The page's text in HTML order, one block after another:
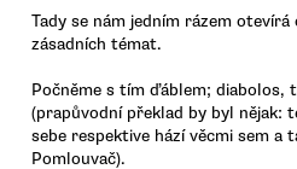
Tady se nám jedním rázem
zásadních témat.
Počněme s tím ďáblem; diabolos,
(prapůvodní překlad by byl nějak:
sebe respektive hází věcmi sem
Pomlouvač).